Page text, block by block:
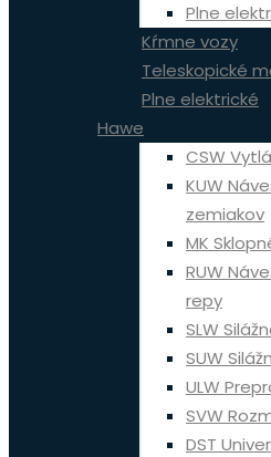
Plne
Kŕmne vozy
Teleskopické
Plne elektrické
Hawe
CSW
KUW
zemiakov
MK
RUW
repy
SLW
SUW
ULW
SVW
DST